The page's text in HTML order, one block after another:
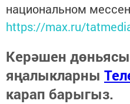
национальном
https://max.ru/
Керәшен
яңалыкларны
карап барыгыз.